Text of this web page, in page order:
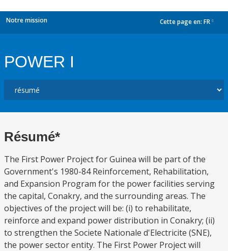
Notre mission Cette page en: FR
POWER I
Résumé*
The First Power Project for Guinea will be part of the
Government's 1980-84 Reinforcement, Rehabilitation,
and Expansion Program for the power facilities serving
the capital, Conakry, and the surrounding areas. The
objectives of the project will be: (i) to rehabilitate,
reinforce and expand power distribution in Conakry; (ii)
to strengthen the Societe Nationale d'Electricite (SNE),
the power sector entity. The First Power Project will